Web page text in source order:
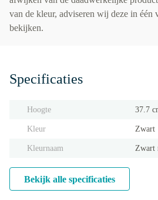
van de kleur, adviseren wij deze in één
bekijken.
Specificaties
Hoogte 37.7
Kleur Zwart
Kleurnaam Zwart
Bekijk alle specificaties